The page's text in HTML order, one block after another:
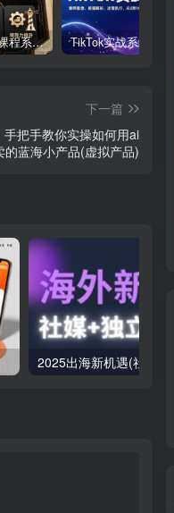
团队管理必学课程系列，阿里巴巴“腿部三板斧”
下一篇
把手教你实操如何用ai
的蓝海小产品(虚拟产品)
能玩家